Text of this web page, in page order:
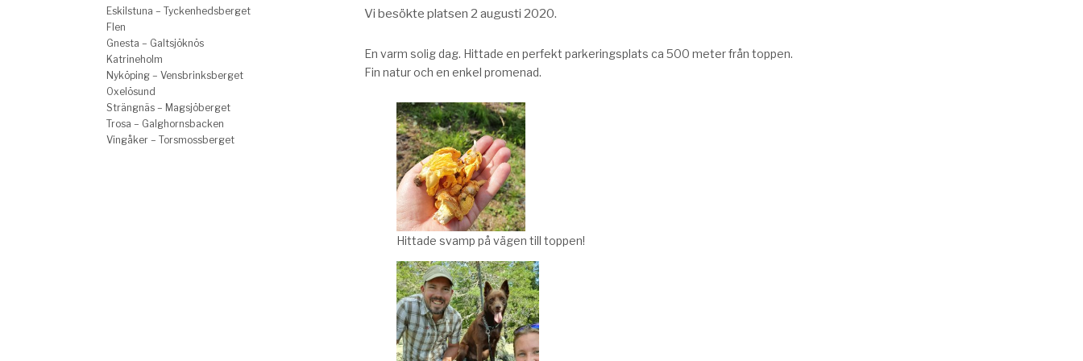
Vi besökte platsen 2 augusti 2020.
En varm solig dag. Hittade en perfekt parkeringsplats ca 500 meter från toppen.
Fin natur och en enkel promenad.
Hittade svamp på vägen till toppen!
Eskilstuna – Tyckenhedsberget
Flen
Gnesta – Galtsjöknös
Katrineholm
Nyköping – Vensbrinksberget
Oxelösund
Strängnäs – Magsjöberget
Trosa – Galghornsbacken
Vingåker – Torsmossberget